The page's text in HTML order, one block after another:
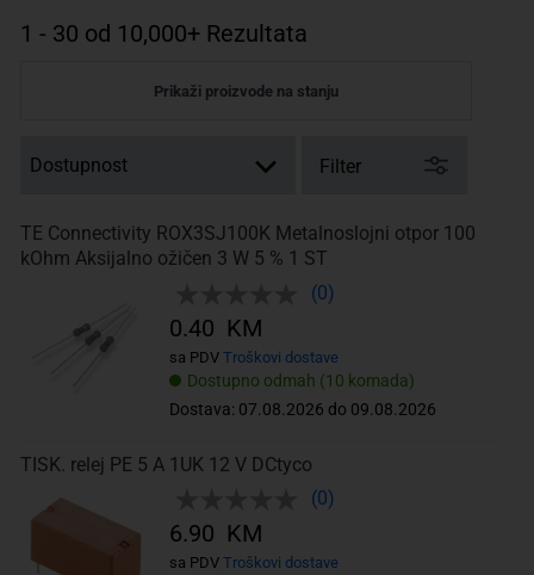
serijski
1 - 30 od 10,000+ Rezultata
Prikaži proizvode na stanju
Filter
TE Connectivity ROX3SJ100K Metalnoslojni otpor 100
kOhm Aksijalno ožičen 3 W 5 % 1 ST
(0)
Dostupno odmah (10 komada)
Dostava: 07.08.2026 do 09.08.2026
0.40 KM
sa PDV Troškovi dostave
TISK. relej PE 5 A 1UK 12 V DCtyco
(0)
6.90 KM
sa PDV Troškovi dostave